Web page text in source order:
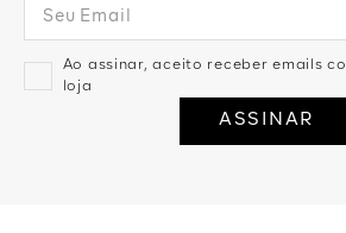
Ao assinar, aceito receber emails
loja
ASSINAR